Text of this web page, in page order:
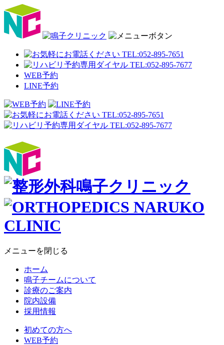
WEB予約
LINE予約
メニューを閉じる
ホーム
鳴子チームについて
診療のご案内
院内設備
採用情報
初めての方へ
WEB予約